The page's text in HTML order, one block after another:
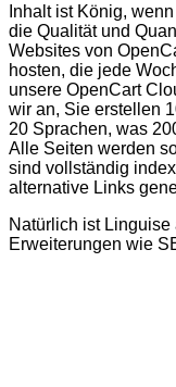
Inhalt ist König,
die Qualität und
Websites von
hosten, die jede
unsere OpenCart
wir an, Sie erstellen
20 Sprachen, was
Alle Seiten werden
sind vollständig
alternative Links
Natürlich ist
Erweiterungen wie